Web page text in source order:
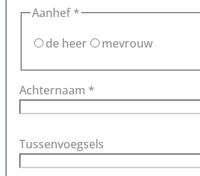
Aanhef *
de heer
mevrouw
Achternaam *
Tussenvoegsels